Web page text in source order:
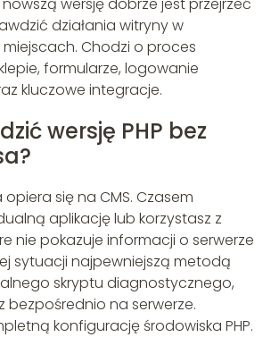
wersję dobrze jest przejrzeć
działania witryny w
Chodzi o proces
formularze, logowanie
kluczowe integracje.
wersję PHP bez
się na CMS. Czasem
aplikację lub korzystasz z
nie pokazuje informacji o serwerze
sytuacji najpewniejszą metodą
skryptu diagnostycznego,
bezpośrednio na serwerze.
konfigurację środowiska PHP.